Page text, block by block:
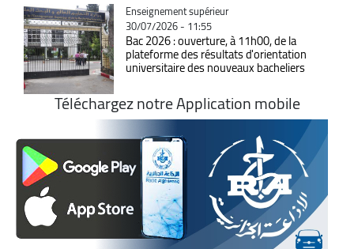
Catégorie
Enseignement supérieur
30/07/2026 - 11:55
Bac 2026 : ouverture, à 11h00, de la
plateforme des résultats d'orientation
universitaire des nouveaux bacheliers
Téléchargez notre Application mobile